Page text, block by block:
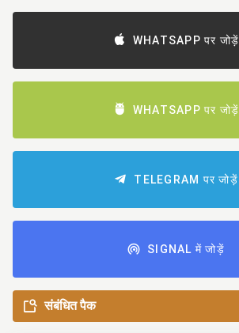
WHATSAPP पर जोड़ें
WHATSAPP पर जोड़ें
TELEGRAM पर जोड़ें
SIGNAL में जोड़ें
संबंधित पैक